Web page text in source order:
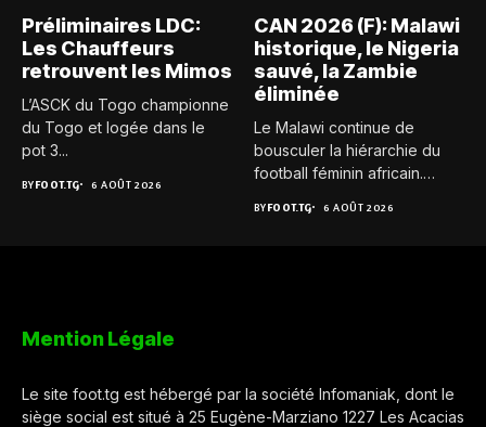
Préliminaires LDC:
Les Chauffeurs
retrouvent les Mimos
L’ASCK du Togo championne
du Togo et logée dans le
pot 3...
BYFOOT.TG 6 AOÛT 2026
CAN 2026 (F): Malawi
historique, le Nigeria
sauvé, la Zambie
éliminée
Le Malawi continue de
bousculer la hiérarchie du
football féminin africain.
BYFOOT.TG 6 AOÛT 2026
Mention Légale
Le site foot.tg est hébergé par la société Infomaniak, dont le
siège social est situé à 25 Eugène-Marziano 1227 Les Acacias